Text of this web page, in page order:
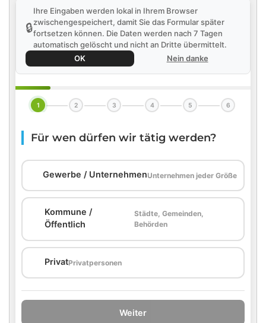
🔒
Ihre Eingaben werden lokal in Ihrem Browser
zwischengespeichert, damit Sie das Formular später
fortsetzen können. Die Daten werden nach 7 Tagen
automatisch gelöscht und nicht an Dritte übermittelt.
OK
Nein danke
1 2 3 4 5 6
Für wen dürfen wir tätig werden?
Gewerbe / UnternehmenUnternehmen jeder Größe
Kommune /
Öffentlich
Städte, Gemeinden,
Behörden
PrivatPrivatpersonen
Weiter